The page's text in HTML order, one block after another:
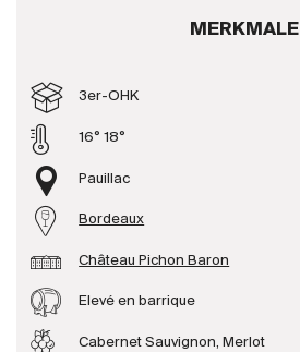
Produzenten
Wir über uns
Die Firma
News
E-Katalog
AGB
MERKMALE
3er-OHK
16° 18°
Pauillac
Bordeaux
Château Pichon Baron
Elevé en barrique
Cabernet Sauvignon, Merlot